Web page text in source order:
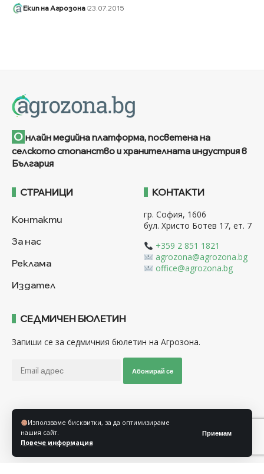
Използваме бисквитки, за да оптимизираме
нашия сайт.
Повече информация
Приемам
Екип на Агрозона 23.07.2015
О нлайн медийна платформа, посветена на
селското стопанство и хранителната индустрия в
България
СТРАНИЦИ
Контакти
За нас
Реклама
Издател
КОНТАКТИ
гр. София, 1606
бул. Христо Ботев 17, ет. 7
+359 2 851 1821
agrozona@agrozona.bg
office@agrozona.bg
СЕДМИЧЕН БЮЛЕТИН
Запиши се за седмичния бюлетин на Агрозона.
Абонирай се
Последвайте ни